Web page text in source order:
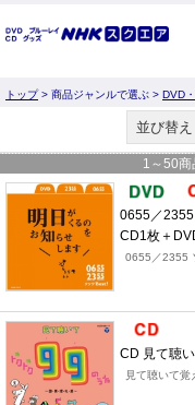
トップ> 商品ジャンルで選ぶ > DVD
並び替え
1 ～ 50商
0655／
CD1枚＋
0655／2355
CD 見て聴
見て聴いて覚